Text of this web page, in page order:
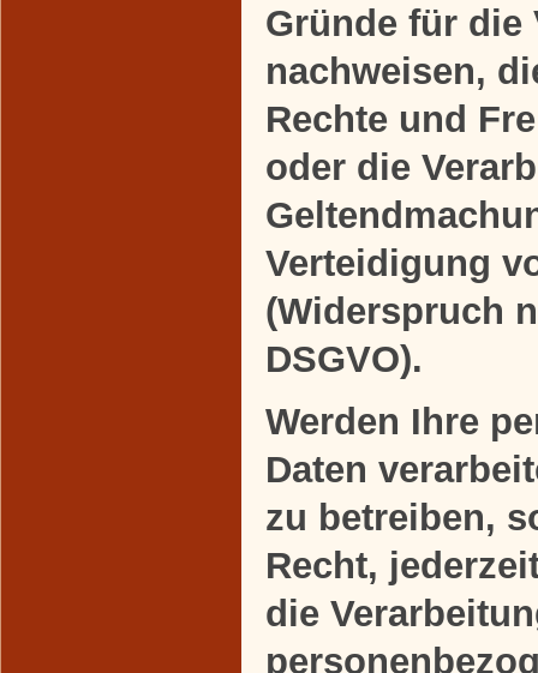
Gründe für die
nachweisen,
Rechte und
oder die
Verteidigung
(Widerspruch
DSGVO).
Werden Ihre
Daten
zu betreiben,
Recht,
die